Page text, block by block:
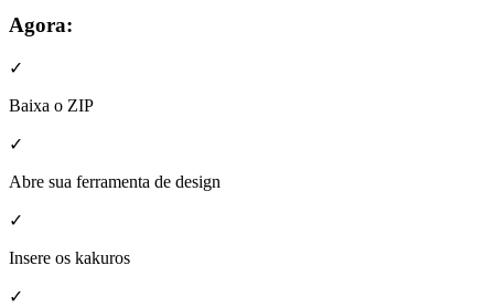
Agora:
✓
Baixa o ZIP
✓
Abre sua ferramenta de design
✓
Insere os kakuros
✓